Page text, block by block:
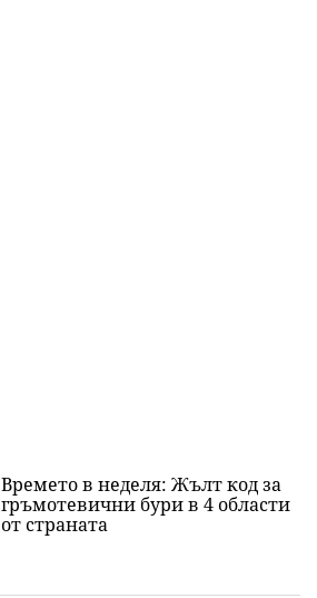
Времето в неделя: Жълт код за
гръмотевични бури в 4 области
от страната